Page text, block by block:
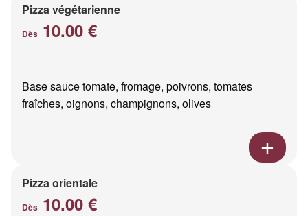
Pizza végétarienne
Dès 10.00 €
Base sauce tomate, fromage, poivrons, tomates
fraîches, oignons, champignons, olives
Pizza orientale
Dès 10.00 €